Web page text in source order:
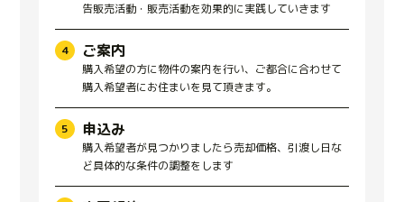
告販売活動・販売活動を効果的に実践していきます
ご案内
購入希望の方に物件の案内を行い、ご都合に合わせて
購入希望者にお住まいを見て頂きます。
申込み
購入希望者が見つかりましたら売却価格、引渡し日な
ど具体的な条件の調整をします